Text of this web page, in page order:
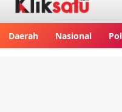
Daerah Nasional